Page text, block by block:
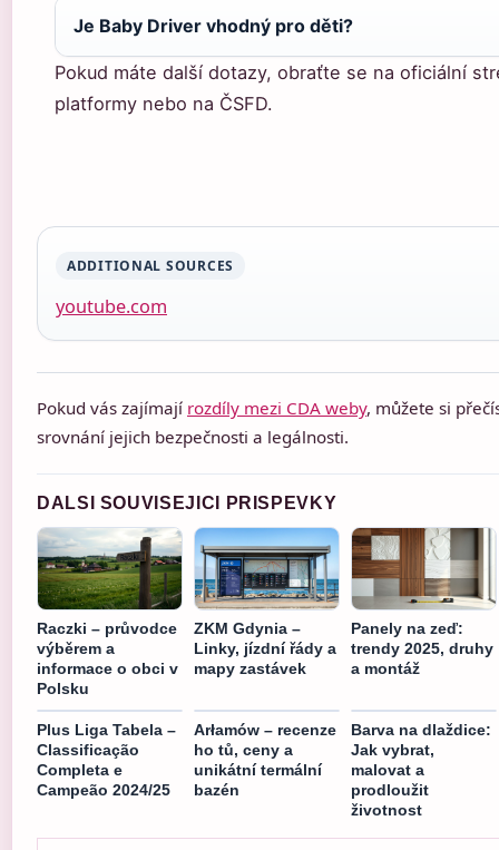
Je Baby Driver vhodný pro děti?
Pokud máte další dotazy, obraťte se na oficiální
platformy nebo na ČSFD.
ADDITIONAL SOURCES
youtube.com
Pokud vás zajímají rozdíly mezi CDA weby, můžete si
srovnání jejich bezpečnosti a legálnosti.
DALSI SOUVISEJICI PRISPEVKY
Raczki – průvodce
výběrem a
informace o obci v
Polsku
ZKM Gdynia –
Linky, jízdní řády a
mapy zastávek
Panely na zeď:
trendy 2025, druhy
a montáž
Plus Liga Tabela –
Classificação
Completa e
Campeão 2024/25
Arłamów – recenze
ho tů, ceny a
unikátní termální
bazén
Barva na dlaždice:
Jak vybrat,
malovat a
prodloužit
životnost